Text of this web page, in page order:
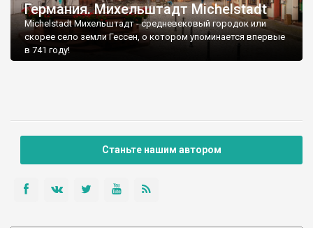
Германия. Михельштадт Michelstadt
Michelstadt Михельштадт - средневековый городок или
скорее село земли Гессен, о котором упоминается впервые
в 741 году!
Станьте нашим автором